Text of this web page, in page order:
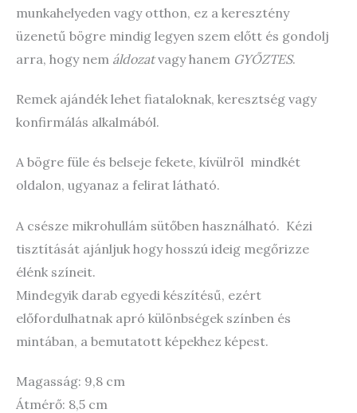
munkahelyeden vagy otthon, ez a keresztény
üzenetű bögre mindig legyen szem előtt és gondolj
arra, hogy nem áldozatvagy hanem GYŐZTES.
Remek ajándék lehet fiataloknak, keresztség vagy
konfirmálás alkalmából.
A bögre füle és belseje fekete, kívülröl mindkét
oldalon, ugyanaz a felirat látható.
A csésze mikrohullám sütőben használható. Kézi
tisztítását ajánljuk hogy hosszú ideig megőrizze
élénk színeit.
Mindegyik darab egyedi készítésű, ezért
előfordulhatnak apró különbségek színben és
mintában, a bemutatott képekhez képest.
Magasság: 9,8 cm
Átmérő: 8,5 cm